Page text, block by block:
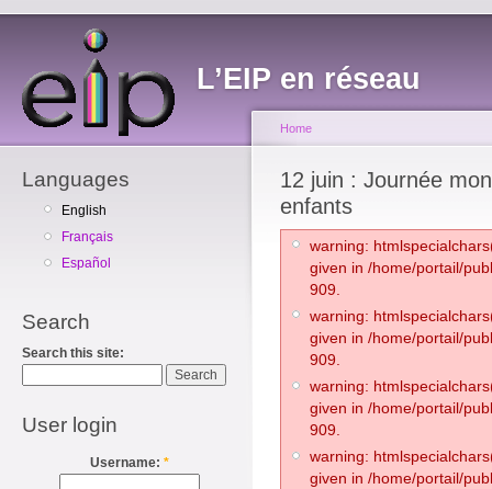
L’EIP en réseau
Languages
English
Français
Español
Search
Search this site:
User login
Username: *
Home
12 juin : Journée
enfants
warning:
given in /home/portail/
909.
warning:
given in /home/portail/
909.
warning:
given in /home/portail/
909.
warning:
given in /home/portail/